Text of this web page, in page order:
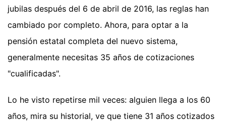
jubilas después del 6 de abril de 2016, las reglas han
cambiado por completo. Ahora, para optar a la
pensión estatal completa del nuevo sistema,
generalmente necesitas 35 años de cotizaciones
"cualificadas".
Lo he visto repetirse mil veces: alguien llega a los 60
años, mira su historial, ve que tiene 31 años cotizados